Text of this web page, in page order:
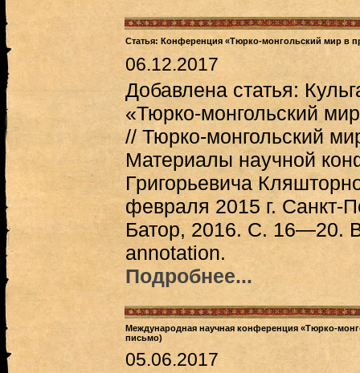
Статья: Конференция «Тюрко-монгольский мир в
06.12.2017
Добавлена статья:
«Тюрко-монгольский
// Тюрко-монгольский
Материалы научной
Григорьевича
февраля 2015 г. Санкт-
Батор, 2016. C. 16—20.
annotation.
Подробнее...
Международная научная конференция «Тюрко-
письмо)
05.06.2017